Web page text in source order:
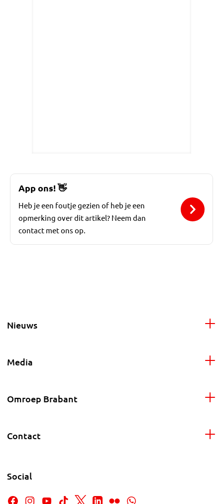
App ons!👋
Heb je een foutje gezien of heb je een
opmerking over dit artikel? Neem dan
contact met ons op.
Nieuws
Media
Omroep Brabant
Contact
Social